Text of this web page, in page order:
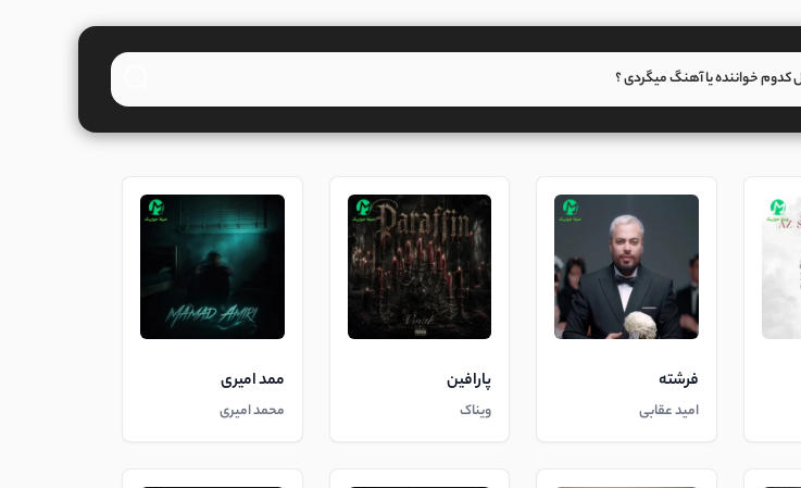
فرشته
امید عقابی
پارافین
ویناک
ممد امیری
محمد امیری